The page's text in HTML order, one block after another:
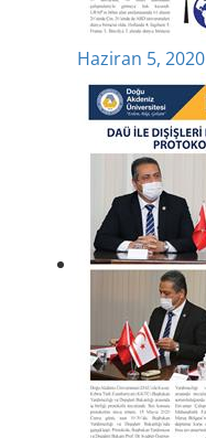
Haziran 5, 2020